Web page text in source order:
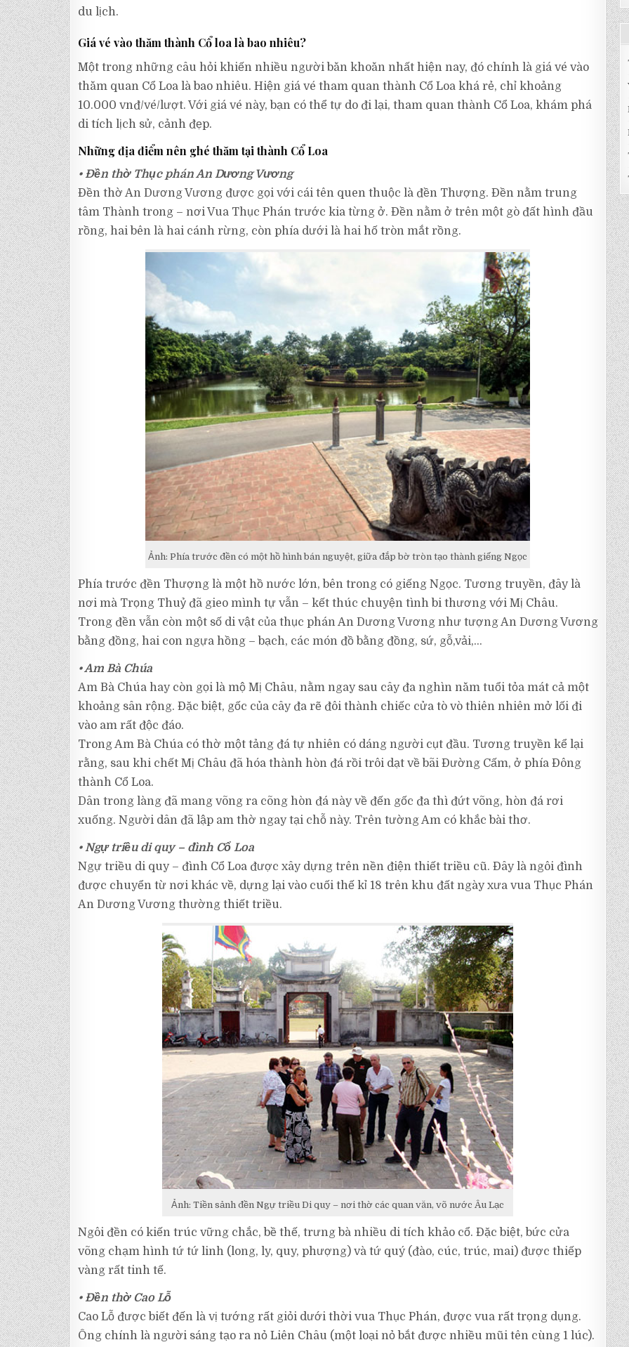
du lịch.
Giá vé vào thăm thành Cổ loa là bao nhiêu?
Một trong những câu hỏi khiến nhiều người băn khoăn nhất hiện nay, đó chính là giá vé vào
thăm quan Cổ Loa là bao nhiêu. Hiện giá vé tham quan thành Cổ Loa khá rẻ, chỉ khoảng
10.000 vnđ/vé/lượt. Với giá vé này, bạn có thể tự do đi lại, tham quan thành Cổ Loa, khám phá
di tích lịch sử, cảnh đẹp.
Những địa điểm nên ghé thăm tại thành Cổ Loa
• Đền thờ Thục phán An Dương Vương
Đền thờ An Dương Vương được gọi với cái tên quen thuộc là đền Thượng. Đền nằm trung
tâm Thành trong – nơi Vua Thục Phán trước kia từng ở. Đền nằm ở trên một gò đất hình đầu
rồng, hai bên là hai cánh rừng, còn phía dưới là hai hố tròn mắt rồng.
Ảnh: Phía trước đền có một hồ hình bán nguyệt, giữa đắp bờ tròn tạo thành giếng Ngọc
Phía trước đền Thượng là một hồ nước lớn, bên trong có giếng Ngọc. Tương truyền, đây là
nơi mà Trọng Thuỷ đã gieo mình tự vẫn – kết thúc chuyện tình bi thương với Mị Châu.
Trong đền vẫn còn một số di vật của thục phán An Dương Vương như tượng An Dương Vương
bằng đồng, hai con ngựa hồng – bạch, các món đồ bằng đồng, sứ, gỗ,vải,…
• Am Bà Chúa
Am Bà Chúa hay còn gọi là mộ Mị Châu, nằm ngay sau cây đa nghìn năm tuổi tỏa mát cả một
khoảng sân rộng. Đặc biệt, gốc của cây đa rẽ đôi thành chiếc cửa tò vò thiên nhiên mở lối đi
vào am rất độc đáo.
Trong Am Bà Chúa có thờ một tảng đá tự nhiên có dáng người cụt đầu. Tương truyền kể lại
rằng, sau khi chết Mị Châu đã hóa thành hòn đá rồi trôi dạt về bãi Đường Cấm, ở phía Đông
thành Cổ Loa.
Dân trong làng đã mang võng ra cõng hòn đá này về đến gốc đa thì đứt võng, hòn đá rơi
xuống. Người dân đã lập am thờ ngay tại chỗ này. Trên tường Am có khắc bài thơ.
• Ngự triều di quy – đình Cổ Loa
Ngự triều di quy – đình Cổ Loa được xây dựng trên nền điện thiết triều cũ. Đây là ngôi đình
được chuyển từ nơi khác về, dựng lại vào cuối thế kỉ 18 trên khu đất ngày xưa vua Thục Phán
An Dương Vương thường thiết triều.
Ảnh: Tiền sảnh đền Ngự triều Di quy – nơi thờ các quan văn, võ nước Âu Lạc
Ngôi đền có kiến trúc vững chắc, bề thế, trưng bà nhiều di tích khảo cổ. Đặc biệt, bức cửa
võng chạm hình tứ tứ linh (long, ly, quy, phượng) và tứ quý (đào, cúc, trúc, mai) được thiếp
vàng rất tinh tế.
• Đền thờ Cao Lỗ
Cao Lỗ được biết đến là vị tướng rất giỏi dưới thời vua Thục Phán, được vua rất trọng dụng.
Ông chính là người sáng tạo ra nỏ Liên Châu (một loại nỏ bắt được nhiều mũi tên cùng 1 lúc).